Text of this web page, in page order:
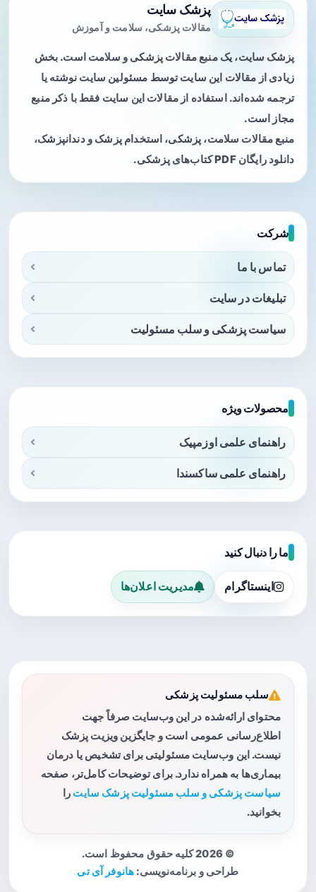
پزشک سایت
مقالات پزشکی، سلامت و آموزش
پزشک سایت، یک منبع مقالات پزشکی و سلامت است. بخش
زیادی از مقالات این سایت توسط مسئولین سایت نوشته یا
ترجمه شده‌اند. استفاده از مقالات این سایت فقط با ذکر منبع
مجاز است.
منبع مقالات سلامت، پزشکی، استخدام پزشک و دندانپزشک،
دانلود رایگان PDF کتاب‌های پزشکی.
شرکت
تماس با ما
تبلیغات در سایت
سیاست پزشکی و سلب مسئولیت
محصولات ویژه
راهنمای علمی اوزمپیک
راهنمای علمی ساکسندا
ما را دنبال کنید
اینستاگرام مدیریت اعلان‌ها
سلب مسئولیت پزشکی
محتوای ارائه‌شده در این وب‌سایت صرفاً جهت
اطلاع‌رسانی عمومی است و جایگزین ویزیت پزشک
نیست. این وب‌سایت مسئولیتی برای تشخیص یا درمان
بیماری‌ها به همراه ندارد. برای توضیحات کامل‌تر، صفحه
سیاست پزشکی و سلب مسئولیت پزشک سایت را
بخوانید.
© 2026 کلیه حقوق محفوظ است.
طراحی و برنامه‌نویسی: هانوفر آی تی